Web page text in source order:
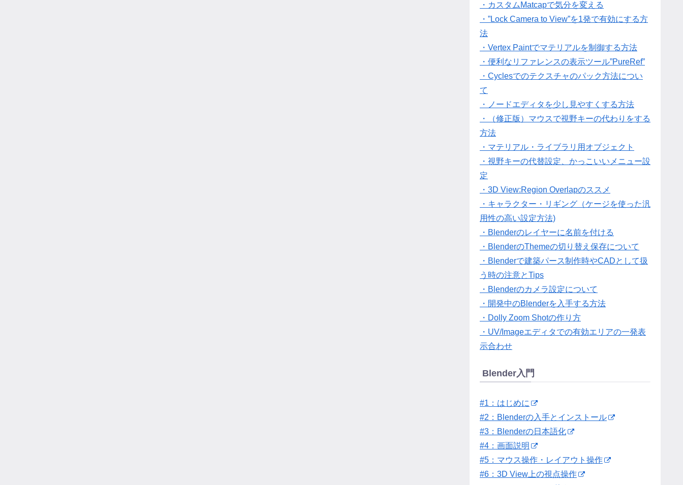
・カスタムMatcapで気分を変える
・”Lock Camera to View”を1発で有効にする方
法
・Vertex Paintでマテリアルを制御する方法
・便利なリファレンスの表示ツール”PureRef”
・Cyclesでのテクスチャのパック方法につい
て
・ノードエディタを少し見やすくする方法
・（修正版）マウスで視野キーの代わりをする
方法
・マテリアル・ライブラリ用オブジェクト
・視野キーの代替設定、かっこいいメニュー設
定
・3D View:Region Overlapのススメ
・キャラクター・リギング（ケージを使った汎
用性の高い設定方法)
・Blenderのレイヤーに名前を付ける
・BlenderのThemeの切り替え保存について
・Blenderで建築パース制作時やCADとして扱
う時の注意とTips
・Blenderのカメラ設定について
・開発中のBlenderを入手する方法
・Dolly Zoom Shotの作り方
・UV/Imageエディタでの有効エリアの一発表
示合わせ
Blender入門
#1：はじめに
#2：Blenderの入手とインストール
#3：Blenderの日本語化
#4：画面説明
#5：マウス操作・レイアウト操作
#6：3D View上の視点操作